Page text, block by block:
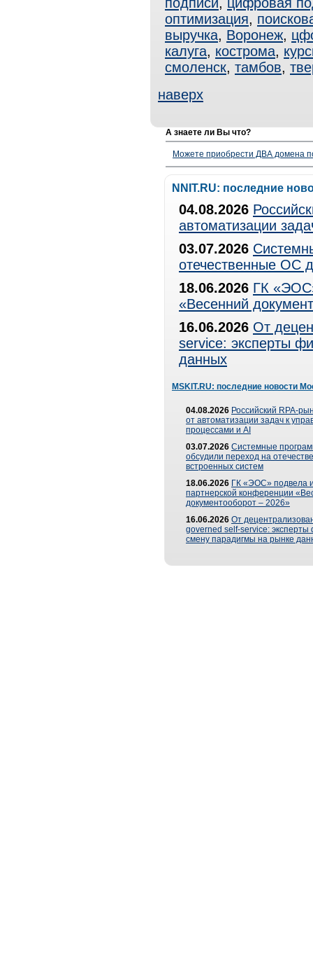
оптимизация,
выручка, Воронеж,
калуга, кострома,
смоленск, тамбов,
наверх
А знаете ли Вы что?
Можете приобрести ДВА домена
NNIT.RU: последние
04.08.2026
автоматизации
03.07.2026
отечественные ОС
18.06.2026 ГК
«Весенний
16.06.2026 От
service: эксперты
данных
MSKIT.RU: последние новости
04.08.2026 Российский RPA-
от автоматизации задач к
процессами и AI
03.07.2026 Системные
обсудили переход на
встроенных систем
18.06.2026 ГК «ЭОС» подвела
партнерской конференции
документооборот – 2026»
16.06.2026 От
governed self-service: эксперты
смену парадигмы на рынке